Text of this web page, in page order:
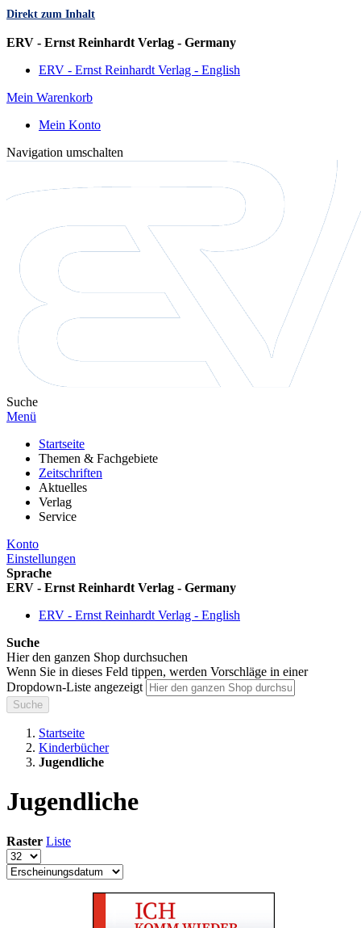
Direkt zum Inhalt
ERV - Ernst Reinhardt Verlag - Germany
ERV - Ernst Reinhardt Verlag - English
Mein Warenkorb
Mein Konto
Navigation umschalten
Suche
Menü
Startseite
Themen & Fachgebiete
Zeitschriften
Aktuelles
Verlag
Service
Konto
Einstellungen
Sprache
ERV - Ernst Reinhardt Verlag - Germany
ERV - Ernst Reinhardt Verlag - English
Suche
Hier den ganzen Shop durchsuchen
Wenn Sie in dieses Feld tippen, werden Vorschläge in einer
Dropdown-Liste angezeigt
Suche
Startseite
Kinderbücher
Jugendliche
Jugendliche
Raster Liste